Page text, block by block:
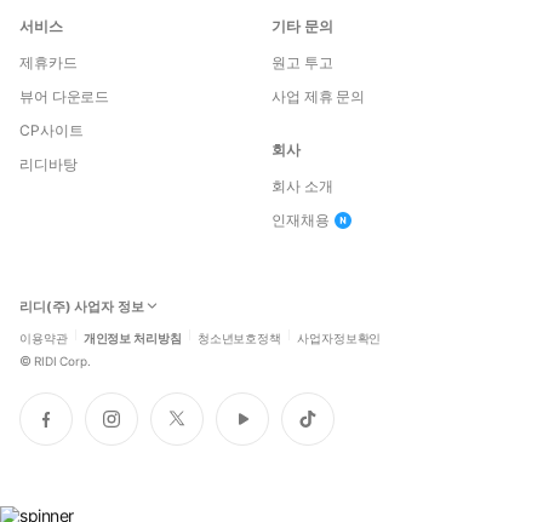
서비스
제휴카드
뷰어 다운로드
CP사이트
리디바탕
기타 문의
원고 투고
사업 제휴 문의
회사
회사 소개
인재채용
리디(주) 사업자 정보
이용약관 개인정보 처리방침 청소년보호정책 사업자정보확인
© RIDI Corp.
페
이
인
스
트
위
유
튜
틱
톡